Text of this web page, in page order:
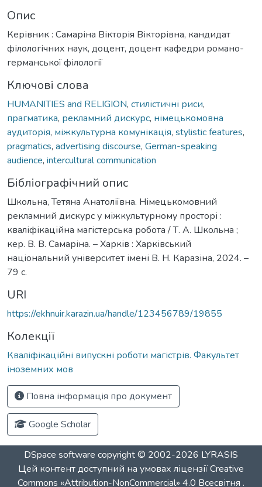
Опис
Керівник : Самаріна Вікторія Вікторівна, кандидат
філологічних наук, доцент, доцент кафедри романо-
германської філології
Ключові слова
HUMANITIES and RELIGION, стилістичні риси,
прагматика, рекламний дискурс, німецькомовна
аудиторія, міжкультурна комунікація, stylistic features,
pragmatics, advertising discourse, German-speaking
audience, intercultural communication
Бібліографічний опис
Школьна, Тетяна Анатоліївна. Німецькомовний
рекламний дискурс у міжкультурному просторі :
кваліфікаційна магістерська робота / Т. А. Школьна ;
кер. В. В. Самаріна. – Харків : Харківський
національний університет імені В. Н. Каразіна, 2024. –
79 с.
URI
https://ekhnuir.karazin.ua/handle/123456789/19855
Колекції
Кваліфікаційні випускні роботи магістрів. Факультет
іноземних мов
Повна інформація про документ
Google Scholar
DSpace software copyright © 2002-2026 LYRASIS
Цей контент доступний на умовах ліцензіїCreative
Commons «Attribution-NonCommercial» 4.0 Всесвітня .